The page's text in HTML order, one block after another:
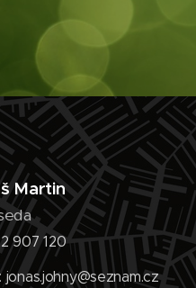
Martin
907 120
jonas.johny@seznam.cz